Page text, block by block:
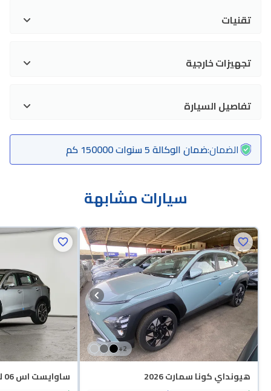
تقنيات
تجهيزات خارجية
تفاصيل السيارة
الضمان:ضمان الوكالة 5 سنوات 150000 كم
سيارات مشابهة
2
+
هيونداي كونا سمارت 2026 ساوايست اس 06 لاكجري 2026